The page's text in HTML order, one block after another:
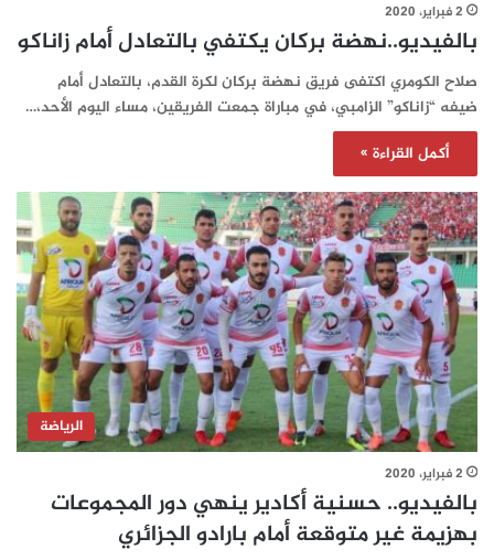
2 فبراير، 2020
بالفيديو..نهضة بركان يكتفي بالتعادل أمام زاناكو
صلاح الكومري اكتفى فريق نهضة بركان لكرة القدم، بالتعادل أمام
ضيفه “زاناكو” الزامبي، في مباراة جمعت الفريقين، مساء اليوم الأحد،…
أكمل القراءة »
الرياضة
2 فبراير، 2020
بالفيديو.. حسنية أكادير ينهي دور المجموعات
بهزيمة غير متوقعة أمام بارادو الجزائري